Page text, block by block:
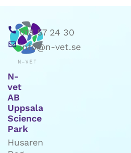
N-
vet
AB
Uppsala
Science
Park
Husaren
018 57 24 30
info@n-vet.se